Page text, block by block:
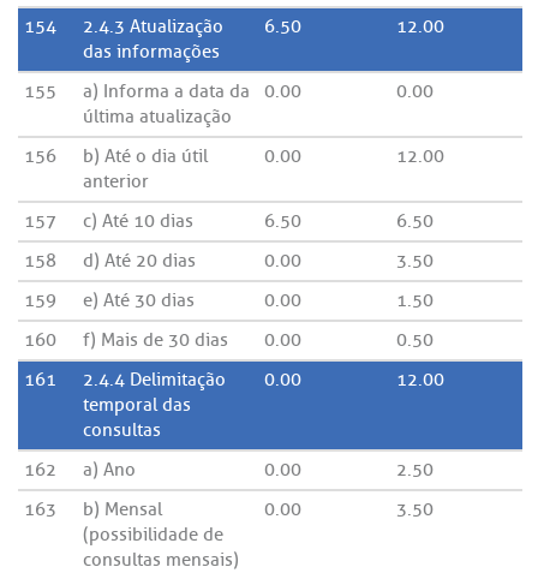
154
2.4.3 Atualização
das informações
6.50 12.00
155
a) Informa a data da
última atualização
0.00 0.00
156
b) Até o dia útil
anterior
0.00 12.00
157 c) Até 10 dias 6.50
6.50
158
d) Até 20 dias 0.00
3.50
159
e) Até 30 dias 0.00
1.50
160
f) Mais de 30 dias 0.00
0.50
161
2.4.4 Delimitação
temporal das
consultas
0.00 12.00
162 a) Ano 0.00
2.50
163
b) Mensal
(possibilidade de
consultas mensais)
0.00 3.50